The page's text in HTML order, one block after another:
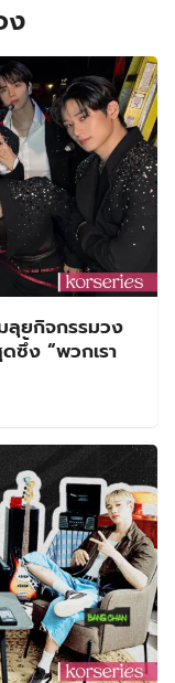
ง
ลุยกิจกรรมวง
ซึ้ง “พวกเรา